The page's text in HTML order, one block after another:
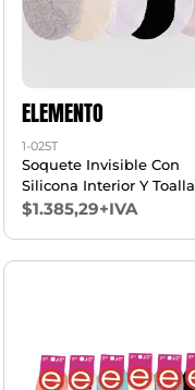
ELEMENTO
1-025T
Soquete Invisible Con
Silicona Interior Y Toalla
$1.385,29+IVA